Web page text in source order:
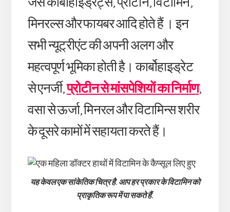
मिनरल्स और फायबर आदि होते हैं । इन
सभी न्यूट्रीएंट की अपनी अलग और
महत्वपूर्ण भूमिका होती है। कार्बोहाइड्रेट
से एनर्जी,प्रोटीन से मांसपेशियों का निर्माण,
वसा से ऊर्जा, मिनरल और विटामिन्स शरीर
के दूसरे कामों में सहायता करते हैं।
यह केवल एक सांकेतिक चित्र है. आप हर प्रकार के विटामिन को
प्राकृतिक रूप में पा सकते हैं.